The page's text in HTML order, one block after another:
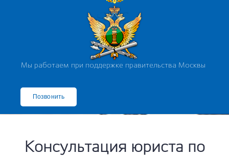
Мы работаем при поддержке правительства Москвы
Позвонить
Консультация юриста по